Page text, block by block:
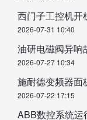
西门子工控机开
2026-07-31 10:40
油研电磁阀异响
2026-07-27 10:34
施耐德变频器面
2026-07-22 17:15
ABB数控系统运